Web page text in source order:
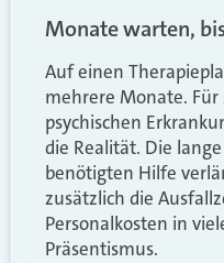
Monate warten,
Auf einen
mehrere Monate.
psychischen
die Realität. Die
benötigten Hilfe
zusätzlich die
Personalkosten in
Präsentismus.